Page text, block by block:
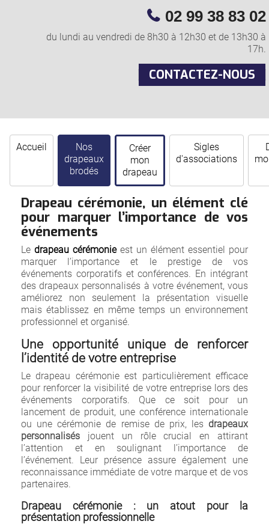
02 99 38 83 02
du lundi au vendredi de 8h30 à 12h30 et de 13h30 à
17h.
CONTACTEZ-NOUS
Accueil
Nos
drapeaux
brodés
Créer
mon
drapeau
Sigles
d'associations
Drapeau cérémonie, un élément clé
pour marquer l’importance de vos
événements
Le drapeau cérémonieest un élément essentiel pour
marquer l’importance et le prestige de vos
événements corporatifs et conférences. En intégrant
des drapeaux personnalisés à votre événement, vous
améliorez non seulement la présentation visuelle
mais établissez en même temps un environnement
professionnel et organisé.
Une opportunité unique de renforcer
l’identité de votre entreprise
Le drapeau cérémonie est particulièrement efficace
pour renforcer la visibilité de votre entreprise lors des
événements corporatifs. Que ce soit pour un
lancement de produit, une conférence internationale
ou une cérémonie de remise de prix, les drapeaux
personnalisés jouent un rôle crucial en attirant
l’attention et en soulignant l’importance de
l’événement. Leur présence assure également une
reconnaissance immédiate de votre marque et de vos
partenaires.
Drapeau cérémonie : un atout pour la
présentation professionnelle